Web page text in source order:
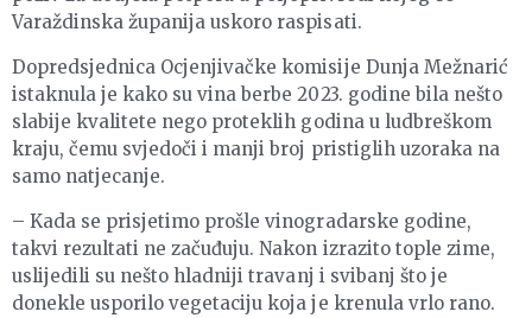
Varaždinska županija uskoro raspisati.
Dopredsjednica Ocjenjivačke komisije Dunja Mežnarić
istaknula je kako su vina berbe 2023. godine bila nešto
slabije kvalitete nego proteklih godina u ludbreškom
kraju, čemu svjedoči i manji broj pristiglih uzoraka na
samo natjecanje.
– Kada se prisjetimo prošle vinogradarske godine,
takvi rezultati ne začuđuju. Nakon izrazito tople zime,
uslijedili su nešto hladniji travanj i svibanj što je
donekle usporilo vegetaciju koja je krenula vrlo rano.